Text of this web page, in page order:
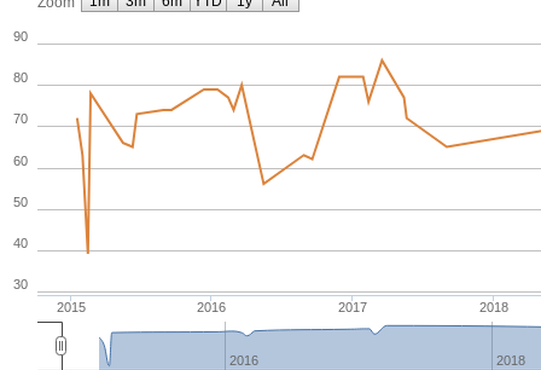
2015 2016 2017 2018
30
40
50
60
70
80
90
2016 2018